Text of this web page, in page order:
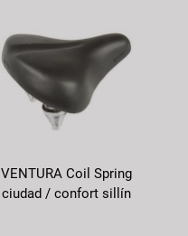
VENTURA Coil Spring
ciudad / confort sillín